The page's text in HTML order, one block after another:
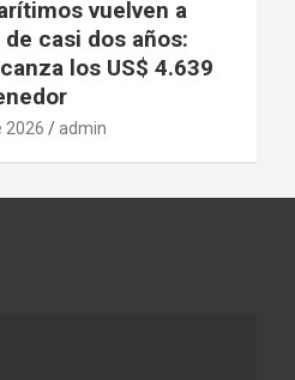
vuelven a
casi dos años:
los US$ 4.639
2026 admin